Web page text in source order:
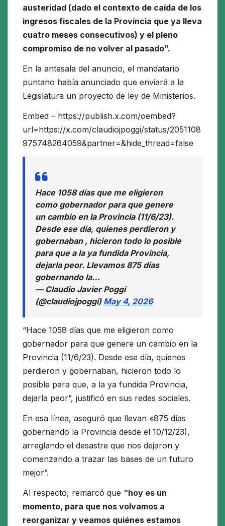
austeridad (dado el contexto de caída de los
ingresos fiscales de la Provincia que ya lleva
cuatro meses consecutivos) y el pleno
compromiso de no volver al pasado”.
En la antesala del anuncio, el mandatario
puntano había anunciado que enviará a la
Legislatura un proyecto de ley de Ministerios.
Embed – https://publish.x.com/oembed?
url=https://x.com/claudiojpoggi/status/2051108
975748264059&partner=&hide_thread=false
Hace 1058 días que me eligieron
como gobernador para que genere
un cambio en la Provincia (11/6/23).
Desde ese día, quienes perdieron y
gobernaban , hicieron todo lo posible
para que a la ya fundida Provincia,
dejarla peor. Llevamos 875 días
gobernando la…
— Claudio Javier Poggi
(@claudiojpoggi) May 4, 2026
“Hace 1058 días que me eligieron como
gobernador para que genere un cambio en la
Provincia (11/6/23). Desde ese día, quienes
perdieron y gobernaban, hicieron todo lo
posible para que, a la ya fundida Provincia,
dejarla peor”, justificó en sus redes sociales.
En esa línea, aseguró que llevan «875 días
gobernando la Provincia desde el 10/12/23),
arreglando el desastre que nos dejaron y
comenzando a trazar las bases de un futuro
mejor”.
Al respecto, remarcó que “hoy es un
momento, para que nos volvamos a
reorganizar y veamos quiénes estamos